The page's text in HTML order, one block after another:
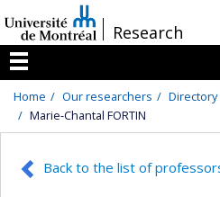
au
contenu
/Research
Menu
Home Our researchers
Marie-Chantal FORTIN
Back to the list of